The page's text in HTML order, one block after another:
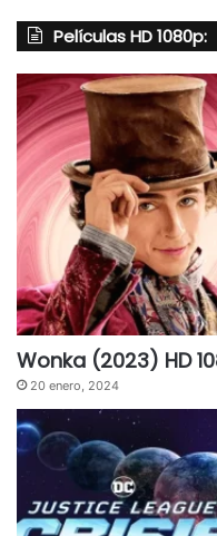
Películas HD 1080p:
Wonka (2023) HD
20 enero, 2024